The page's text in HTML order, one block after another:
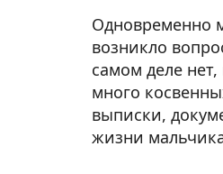
Одновременно
возникло
самом деле
много
выписки,
жизни